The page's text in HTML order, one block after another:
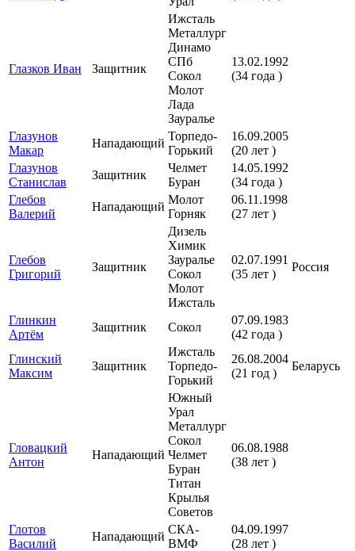
Глазков Иван Защитник
Ижсталь
Металлург
Динамо
СПб
Сокол
Молот
Лада
Зауралье
13.02.1992
(34 года )
Глазунов
Макар
Нападающий
Торпедо-
Горький
16.09.2005
(20 лет )
Глазунов
Станислав
Защитник
Челмет
Буран
14.05.1992
(34 года )
Глебов
Валерий
Нападающий
Молот
Горняк
06.11.1998
(27 лет )
Глебов
Григорий
Защитник
Дизель
Химик
Зауралье
Сокол
Молот
Ижсталь
02.07.1991
(35 лет )
Россия
Глинкин
Артём
Защитник Сокол
07.09.1983
(42 года )
Глинский
Максим
Защитник
Ижсталь
Торпедо-
Горький
26.08.2004
(21 год )
Беларусь
Гловацкий
Антон
Нападающий
Южный
Урал
Металлург
Сокол
Челмет
Буран
Титан
Крылья
Советов
06.08.1988
(38 лет )
Глотов
Василий
Нападающий
СКА-
ВМФ
04.09.1997
(28 лет )